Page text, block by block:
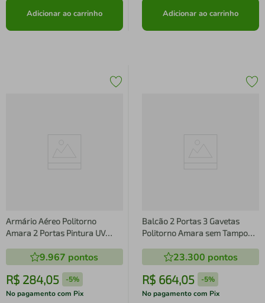
Adicionar ao carrinho Adicionar ao carrinho
Armário Aéreo Politorno
Amara 2 Portas Pintura UV
9.967 pontos
R$ 284,05 -5%
No pagamento com Pix
Balcão 2 Portas 3 Gavetas
Politorno Amara sem Tampo
23.300 pontos
R$ 664,05 -5%
No pagamento com Pix